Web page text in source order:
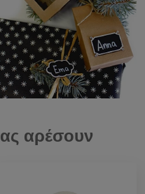
αρέσουν